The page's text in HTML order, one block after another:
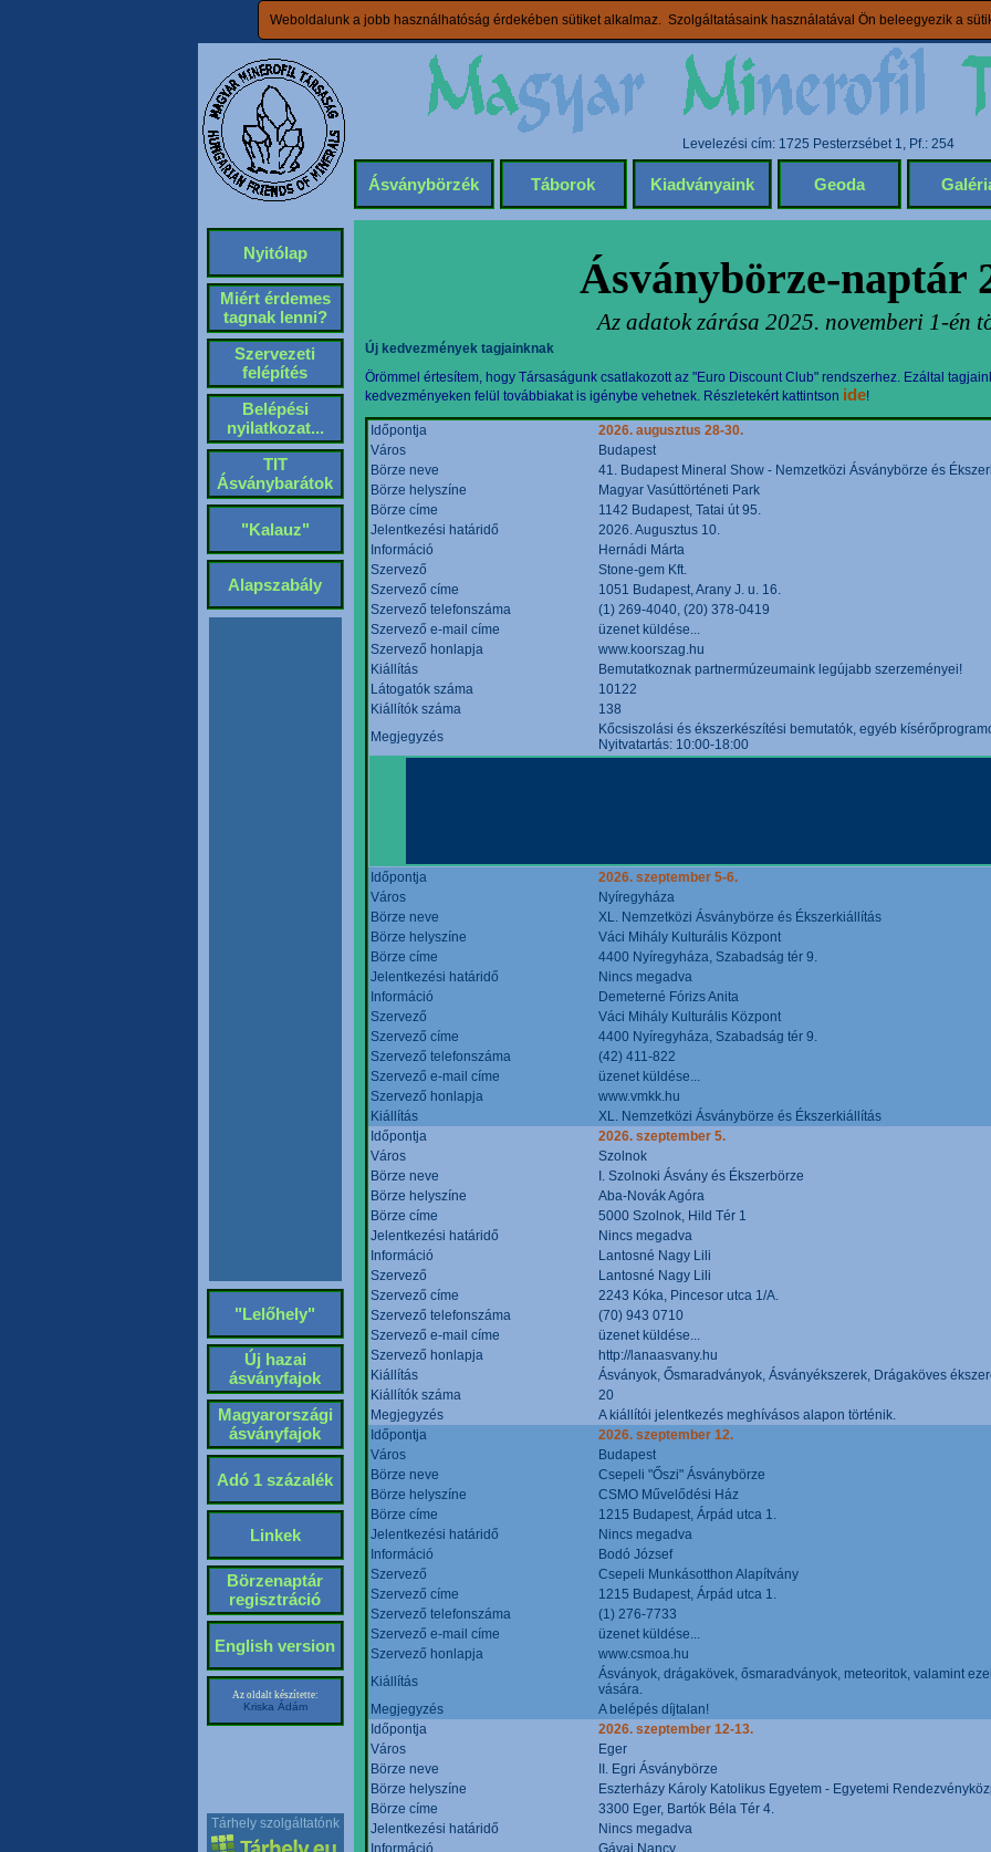
Weboldalunk a jobb használhatóság érdekében sütiket alkalmaz. Szolgáltatásaink használatával Ön beleegyezik a
Levelezési cím: 1725 Pesterzsébet 1, Pf.: 254
Ásványbörzék Táborok Kiadványaink Geoda
Nyitólap
Miért érdemes
tagnak lenni?
Szervezeti
felépítés
Belépési
nyilatkozat...
TIT
Ásványbarátok
"Kalauz"
Alapszabály
"Lelőhely"
Új hazai
ásványfajok
Magyarországi
ásványfajok
Adó 1 százalék
Linkek
Börzenaptár
regisztráció
English version
Az oldalt készítette:
Kriska Ádám
Tárhely szolgáltatónk
Ásványbörze-naptár
Az adatok zárása 2025. novemberi 1-én
Új kedvezmények tagjainknak
Örömmel értesítem, hogy Társaságunk csatlakozott az "Euro Discount Club" rendszerhez. Ezáltal
kedvezményeken felül továbbiakat is igénybe vehetnek. Részletekért kattintson ide!
Időpontja
2026. augusztus 28-30.
Város
Budapest
Börze neve
41. Budapest Mineral Show - Nemzetközi Ásványbörze és
Börze helyszíne
Magyar Vasúttörténeti Park
Börze címe
1142 Budapest, Tatai út 95.
Jelentkezési határidő
2026. Augusztus 10.
Információ
Hernádi Márta
Szervező
Stone-gem Kft.
Szervező címe
1051 Budapest, Arany J. u. 16.
Szervező telefonszáma
(1) 269-4040, (20) 378-0419
Szervező e-mail címe
üzenet küldése...
Szervező honlapja
www.koorszag.hu
Kiállítás
Bemutatkoznak partnermúzeumaink legújabb szerzeményei!
Látogatók száma
10122
Kiállítók száma
138
Megjegyzés
Kőcsiszolási és ékszerkészítési bemutatók, egyéb
Nyitvatartás: 10:00-18:00
Időpontja
2026. szeptember 5-6.
Város
Nyíregyháza
Börze neve
XL. Nemzetközi Ásványbörze és Ékszerkiállítás
Börze helyszíne
Váci Mihály Kulturális Központ
Börze címe
4400 Nyíregyháza, Szabadság tér 9.
Jelentkezési határidő
Nincs megadva
Információ
Demeterné Fórizs Anita
Szervező
Váci Mihály Kulturális Központ
Szervező címe
4400 Nyíregyháza, Szabadság tér 9.
Szervező telefonszáma
(42) 411-822
Szervező e-mail címe
üzenet küldése...
Szervező honlapja
www.vmkk.hu
Kiállítás
XL. Nemzetközi Ásványbörze és Ékszerkiállítás
Időpontja
2026. szeptember 5.
Város
Szolnok
Börze neve
I. Szolnoki Ásvány és Ékszerbörze
Börze helyszíne
Aba-Novák Agóra
Börze címe
5000 Szolnok, Hild Tér 1
Jelentkezési határidő
Nincs megadva
Információ
Lantosné Nagy Lili
Szervező
Lantosné Nagy Lili
Szervező címe
2243 Kóka, Pincesor utca 1/A.
Szervező telefonszáma
(70) 943 0710
Szervező e-mail címe
üzenet küldése...
Szervező honlapja
http://lanaasvany.hu
Kiállítás
Ásványok, Ősmaradványok, Ásványékszerek, Drágaköves
Kiállítók száma
20
Megjegyzés
A kiállítói jelentkezés meghívásos alapon történik.
Időpontja
2026. szeptember 12.
Város
Budapest
Börze neve
Csepeli "Őszi" Ásványbörze
Börze helyszíne
CSMO Művelődési Ház
Börze címe
1215 Budapest, Árpád utca 1.
Jelentkezési határidő
Nincs megadva
Információ
Bodó József
Szervező
Csepeli Munkásotthon Alapítvány
Szervező címe
1215 Budapest, Árpád utca 1.
Szervező telefonszáma
(1) 276-7733
Szervező e-mail címe
üzenet küldése...
Szervező honlapja
www.csmoa.hu
Kiállítás
Ásványok, drágakövek, ősmaradványok, meteoritok, valamint
vására.
Megjegyzés
A belépés díjtalan!
Időpontja
2026. szeptember 12-13.
Város
Eger
Börze neve
II. Egri Ásványbörze
Börze helyszíne
Eszterházy Károly Katolikus Egyetem - Egyetemi
Börze címe
3300 Eger, Bartók Béla Tér 4.
Jelentkezési határidő
Nincs megadva
Információ
Gávai Nancy